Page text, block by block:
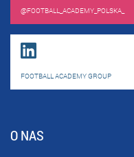
@FOOTBALL_ACADEMY_POLSKA_
FOOTBALL ACADEMY GROUP
O NAS